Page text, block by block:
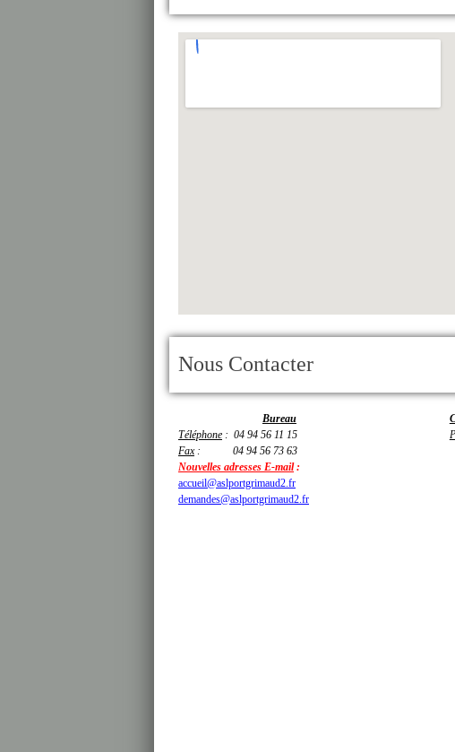
Nous Contacter
Bureau
Téléphone : 04 94 56 11 15
Fax: 04 94 56 73 63
Nouvelles adresses E-mail:
accueil@aslportgrimaud2.fr
demandes@aslportgrimaud2.fr